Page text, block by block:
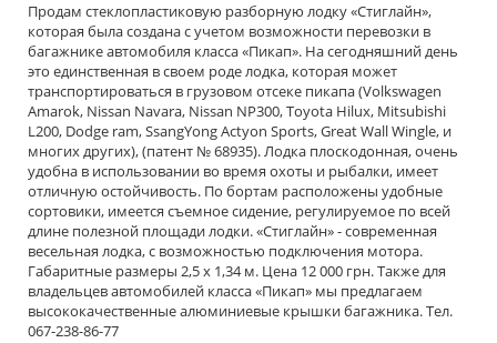
Продам стеклопластиковую разборную лодку «Стиглайн»,
которая была создана с учетом возможности перевозки в
багажнике автомобиля класса «Пикап». На сегодняшний день
это единственная в своем роде лодка, которая может
транспортироваться в грузовом отсеке пикапа (Volkswagen
Amarok, Nissan Navara, Nissan NP300, Toyota Hilux, Mitsubishi
L200, Dodge ram, SsangYong Actyon Sports, Great Wall Wingle, и
многих других), (патент № 68935). Лодка плоскодонная, очень
удобна в использовании во время охоты и рыбалки, имеет
отличную остойчивость. По бортам расположены удобные
сортовики, имеется съемное сидение, регулируемое по всей
длине полезной площади лодки. «Стиглайн» - современная
весельная лодка, с возможностью подключения мотора.
Габаритные размеры 2,5 х 1,34 м. Цена 12 000 грн. Также для
владельцев автомобилей класса «Пикап» мы предлагаем
высококачественные алюминиевые крышки багажника. Тел.
067-238-86-77